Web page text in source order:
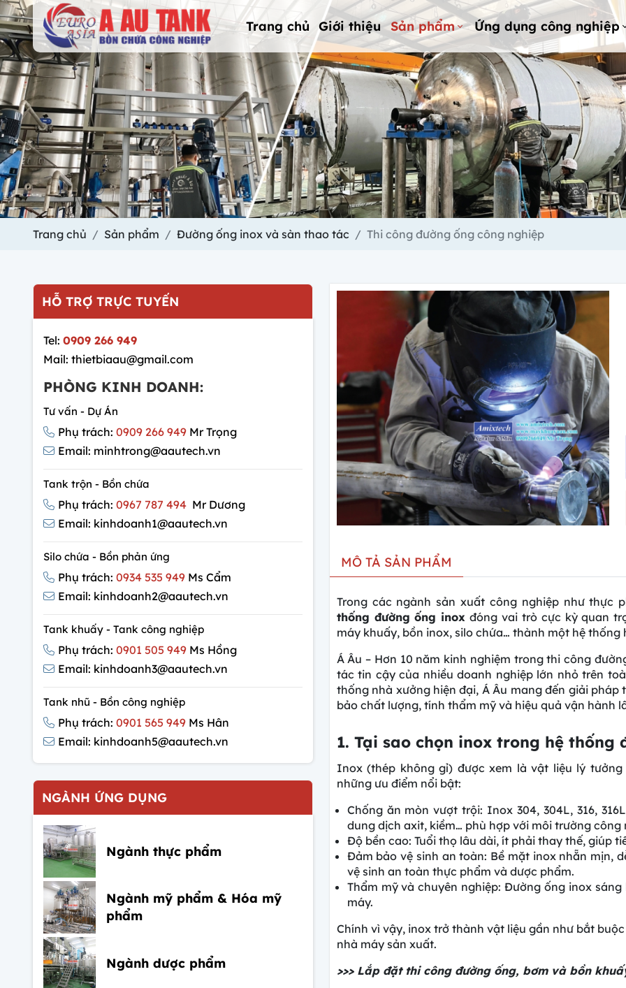
Trang chủ Giới thiệu Sản phẩm Ứng dụng công nghiệp
Trang chủ Sản phẩm Đường ống inox và sàn thao tác Thi công đường ống công nghiệp
MÔ TẢ SẢN PHẨM
Trong các ngành sản xuất công nghiệp như thực
thống đường ống inox đóng vai trò cực kỳ quan
máy khuấy, bồn inox, silo chứa… thành một hệ thống
Á Âu – Hơn 10 năm kinh nghiệm trong thi công
tác tin cậy của nhiều doanh nghiệp lớn nhỏ trên
thống nhà xưởng hiện đại, Á Âu mang đến giải
bảo chất lượng, tính thẩm mỹ và hiệu quả vận hành
1. Tại sao chọn inox trong hệ thống
Inox (thép không gỉ) được xem là vật liệu lý
những ưu điểm nổi bật:
Chống ăn mòn vượt trội: Inox 304, 304L, 316,
dung dịch axit, kiềm… phù hợp với môi trường công
Độ bền cao: Tuổi thọ lâu dài, ít phải thay thế, giúp
Đảm bảo vệ sinh an toàn: Bề mặt inox nhẵn mịn,
vệ sinh an toàn thực phẩm và dược phẩm.
Thẩm mỹ và chuyên nghiệp: Đường ống inox
máy.
Chính vì vậy, inox trở thành vật liệu gần như bắt
nhà máy sản xuất.
>>> Lắp đặt thi công đường ống, bơm và bồn
HỖ TRỢ TRỰC TUYẾN
Tel:0909 266 949
Mail: thietbiaau@gmail.com
PHÒNG KINH DOANH:
Tư vấn - Dự Án
Phụ trách:0909 266 949 Mr Trọng
Email: minhtrong@aautech.vn
Tank trộn - Bồn chứa
Phụ trách:0967 787 494 Mr Dương
Email: kinhdoanh1@aautech.vn
Silo chứa - Bồn phản ứng
Phụ trách:0934 535 949 Ms Cẩm
Email: kinhdoanh2@aautech.vn
Tank khuấy - Tank công nghiệp
Phụ trách:0901 505 949 Ms Hồng
Email: kinhdoanh3@aautech.vn
Tank nhũ - Bồn công nghiệp
Phụ trách:0901 565 949 Ms Hân
Email: kinhdoanh5@aautech.vn
NGÀNH ỨNG DỤNG
Ngành thực phẩm
Ngành mỹ phẩm & Hóa mỹ
phẩm
Ngành dược phẩm